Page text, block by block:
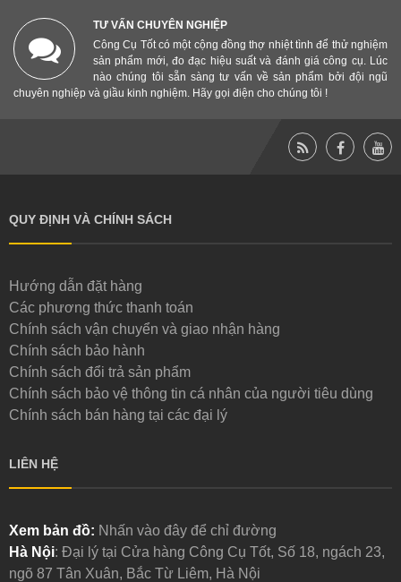
TƯ VẤN CHUYÊN NGHIỆP
Công Cụ Tốt có một cộng đồng thợ nhiệt tình để thử nghiệm
sản phẩm mới, đo đạc hiệu suất và đánh giá công cụ. Lúc
nào chúng tôi sẵn sàng tư vấn về sản phẩm bởi đội ngũ
chuyên nghiệp và giầu kinh nghiệm. Hãy gọi điện cho chúng tôi !
QUY ĐỊNH VÀ CHÍNH SÁCH
Hướng dẫn đặt hàng
Các phương thức thanh toán
Chính sách vận chuyển và giao nhận hàng
Chính sách bảo hành
Chính sách đổi trả sản phẩm
Chính sách bảo vệ thông tin cá nhân của người tiêu dùng
Chính sách bán hàng tại các đại lý
LIÊN HỆ
Xem bản đồ: Nhấn vào đây để chỉ đường
Hà Nội: Đại lý tại Cửa hàng Công Cụ Tốt, Số 18, ngách 23,
ngõ 87 Tân Xuân, Bắc Từ Liêm, Hà Nội